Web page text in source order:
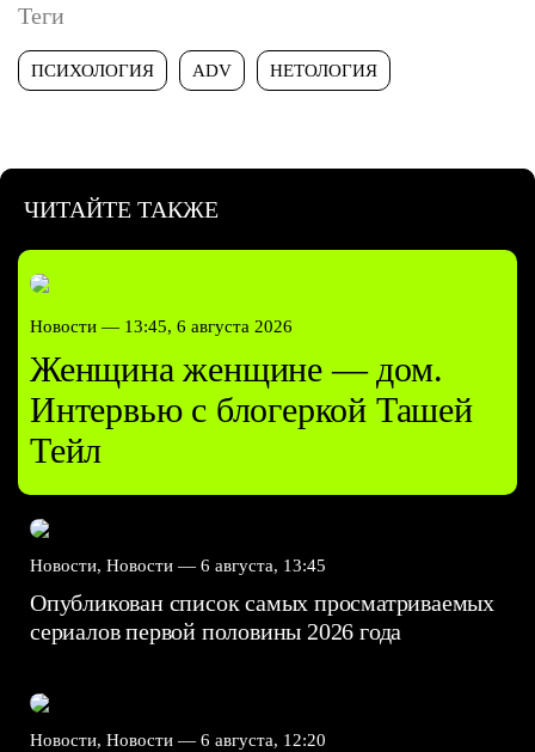
Теги
ПСИХОЛОГИЯ ADV НЕТОЛОГИЯ
ЧИТАЙТЕ ТАКЖЕ
Новости — 13:45, 6 августа 2026
Женщина женщине — дом.
Интервью с блогеркой Ташей
Тейл
Новости, Новости — 6 августа, 13:45
Опубликован список самых просматриваемых
сериалов первой половины 2026 года
Новости, Новости — 6 августа, 12:20